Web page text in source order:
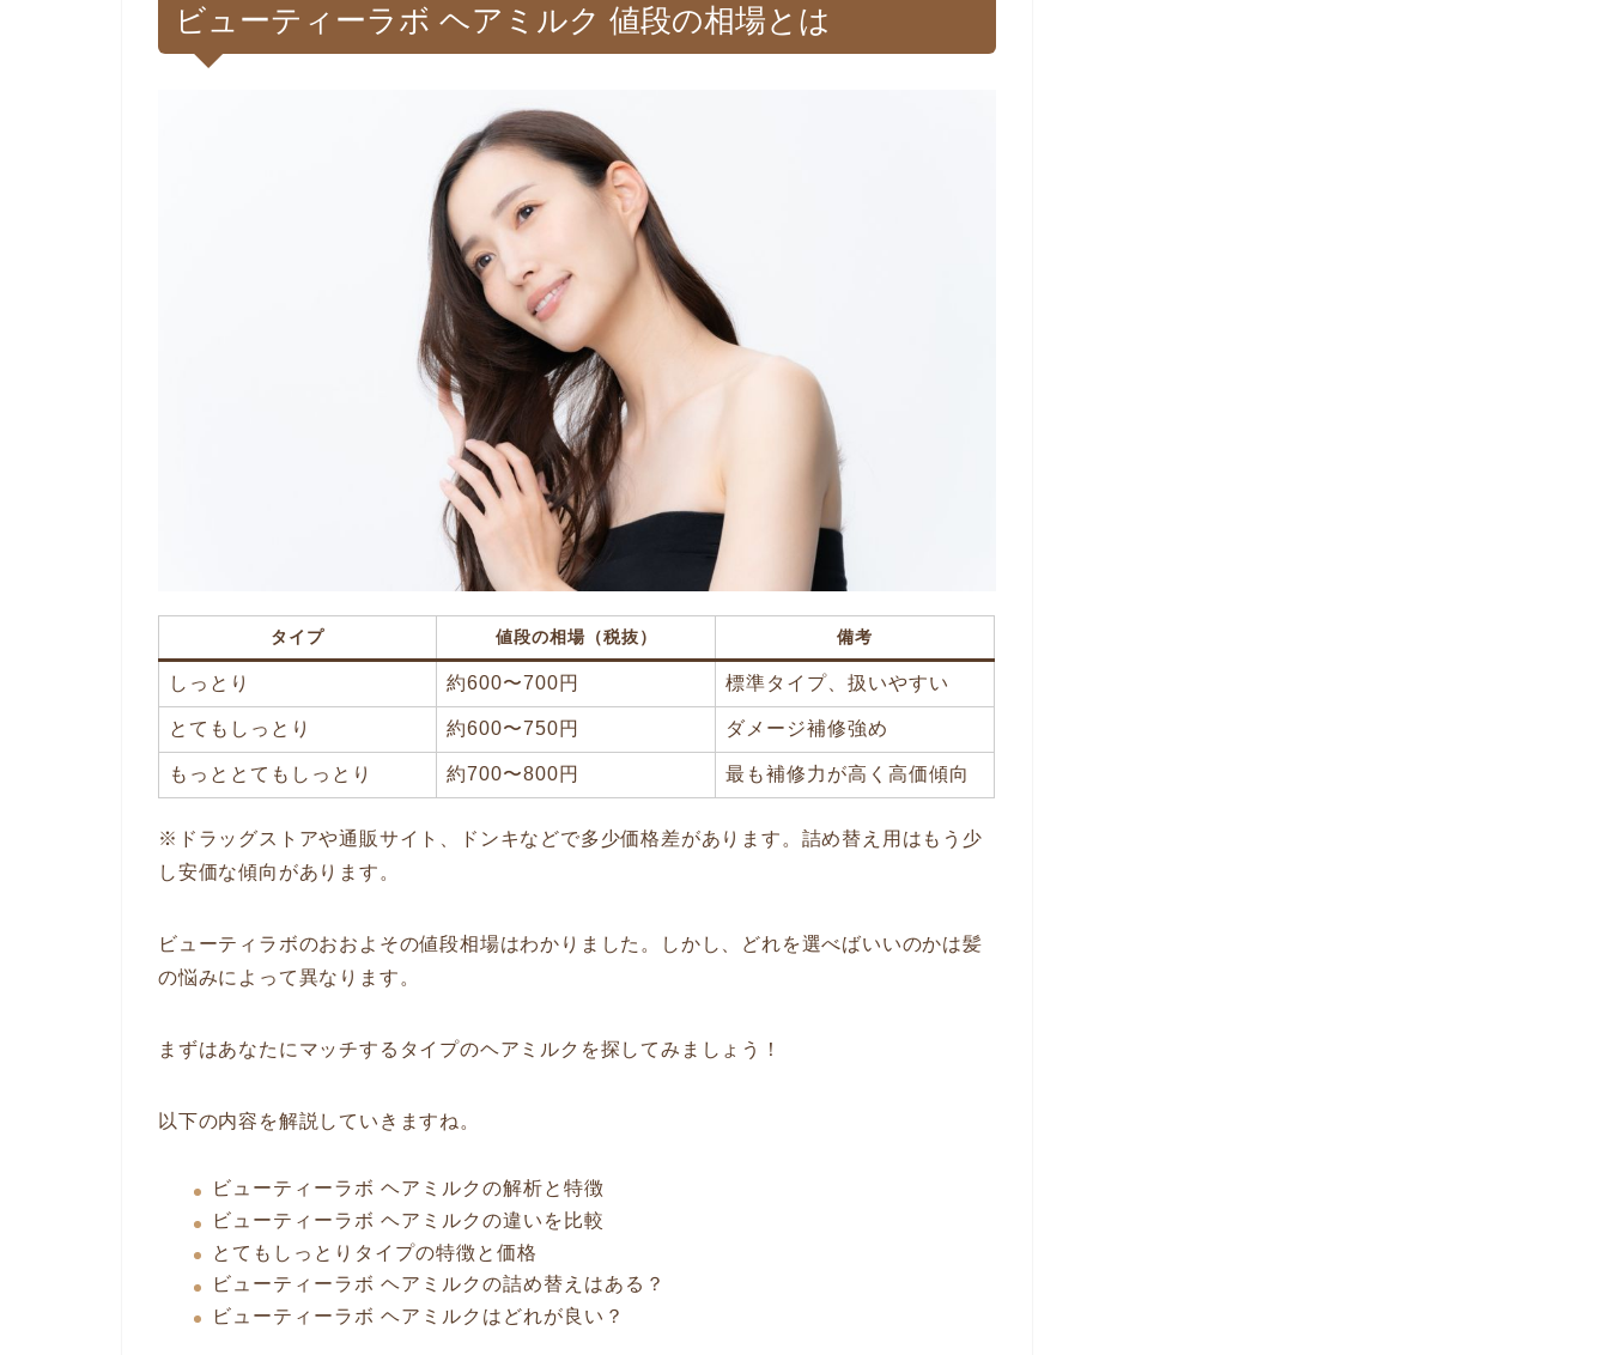
ビューティーラボ ヘアミルク 値段の相場とは
タイプ 値段の相場（税抜） 備考
しっとり 約600〜700円 標準タイプ、扱いやすい
とてもしっとり 約600〜750円 ダメージ補修強め
もっととてもしっとり 約700〜800円 最も補修力が高く高価傾向
※ドラッグストアや通販サイト、ドンキなどで多少価格差があります。詰め替え用はもう少
し安価な傾向があります。
ビューティラボのおおよその値段相場はわかりました。しかし、どれを選べばいいのかは髪
の悩みによって異なります。
まずはあなたにマッチするタイプのヘアミルクを探してみましょう！
以下の内容を解説していきますね。
ビューティーラボ ヘアミルクの解析と特徴
ビューティーラボ ヘアミルクの違いを比較
とてもしっとりタイプの特徴と価格
ビューティーラボ ヘアミルクの詰め替えはある？
ビューティーラボ ヘアミルクはどれが良い？